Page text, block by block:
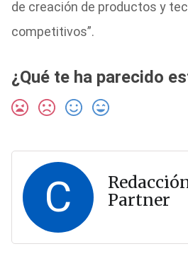
de creación de productos y
competitivos”.
¿Qué te ha parecido
C
Partner